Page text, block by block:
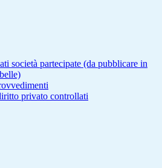
società partecipate (da pubblicare in
privato controllati